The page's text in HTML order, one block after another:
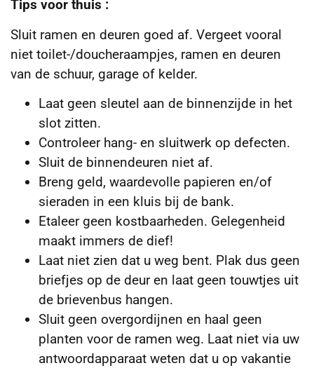
Tips voor thuis :
Sluit ramen en deuren goed af. Vergeet vooral
niet toilet-/doucheraampjes, ramen en deuren
van de schuur, garage of kelder.
Laat geen sleutel aan de binnenzijde in het
slot zitten.
Controleer hang- en sluitwerk op defecten.
Sluit de binnendeuren niet af.
Breng geld, waardevolle papieren en/of
sieraden in een kluis bij de bank.
Etaleer geen kostbaarheden. Gelegenheid
maakt immers de dief!
Laat niet zien dat u weg bent. Plak dus geen
briefjes op de deur en laat geen touwtjes uit
de brievenbus hangen.
Sluit geen overgordijnen en haal geen
planten voor de ramen weg. Laat niet via uw
antwoordapparaat weten dat u op vakantie